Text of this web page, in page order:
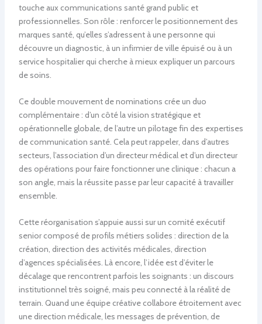
touche aux communications santé grand public et
professionnelles. Son rôle : renforcer le positionnement des
marques santé, qu’elles s’adressent à une personne qui
découvre un diagnostic, à un infirmier de ville épuisé ou à un
service hospitalier qui cherche à mieux expliquer un parcours
de soins.
Ce double mouvement de nominations crée un duo
complémentaire : d’un côté la vision stratégique et
opérationnelle globale, de l’autre un pilotage fin des expertises
de communication santé. Cela peut rappeler, dans d’autres
secteurs, l’association d’un directeur médical et d’un directeur
des opérations pour faire fonctionner une clinique : chacun a
son angle, mais la réussite passe par leur capacité à travailler
ensemble.
Cette réorganisation s’appuie aussi sur un comité exécutif
senior composé de profils métiers solides : direction de la
création, direction des activités médicales, direction
d’agences spécialisées. Là encore, l’idée est d’éviter le
décalage que rencontrent parfois les soignants : un discours
institutionnel très soigné, mais peu connecté à la réalité de
terrain. Quand une équipe créative collabore étroitement avec
une direction médicale, les messages de prévention, de